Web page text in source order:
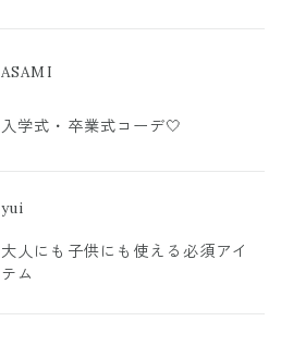
ASAMI
入学式・卒業式コーデ🤍
yui
大人にも子供にも使える必須アイ
テム